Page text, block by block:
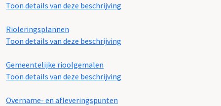
Toon details van deze beschrijving
Rioleringsplannen
Toon details van deze beschrijving
Gemeentelijke rioolgemalen
Toon details van deze beschrijving
Overname- en afleveringspunten